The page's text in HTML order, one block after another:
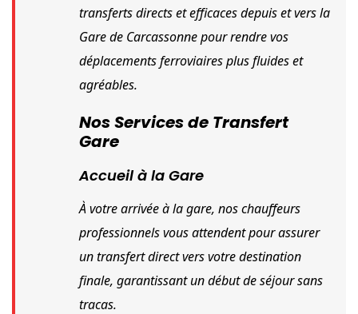
transferts directs et efficaces depuis et vers la
Gare de Carcassonne pour rendre vos
déplacements ferroviaires plus fluides et
agréables.
Nos Services de Transfert
Gare
Accueil à la Gare
À votre arrivée à la gare, nos chauffeurs
professionnels vous attendent pour assurer
un transfert direct vers votre destination
finale, garantissant un début de séjour sans
tracas.